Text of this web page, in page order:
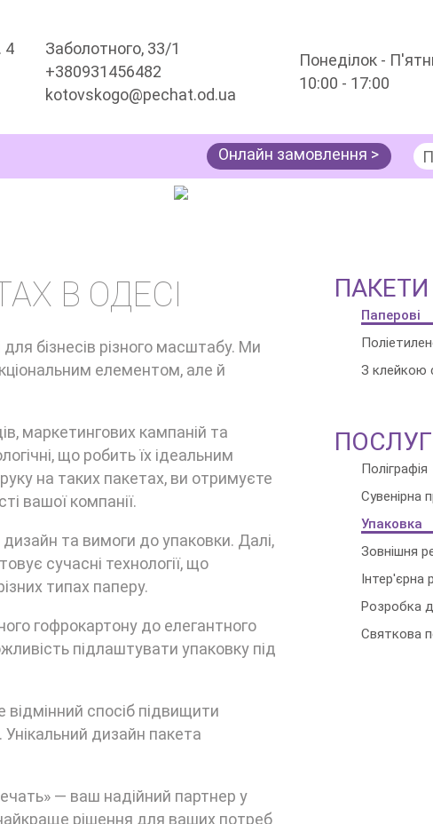
4
Заболотного, 33/1
+380931456482
kotovskogo@pechat.od.ua
Понеділок -
10:00 - 17:00
Онлайн замовлення >
В ОДЕСІ
бізнесів різного масштабу. Ми
елементом, але й
маркетингових кампаній та
що робить їх ідеальним
на таких пакетах, ви отримуєте
вашої компанії.
та вимоги до упаковки. Далі,
сучасні технології, що
типах паперу.
гофрокартону до елегантного
підлаштувати упаковку під
спосіб підвищити
Унікальний дизайн пакета
— ваш надійний партнер у
рішення для ваших потреб
ПАКЕТИ
Паперові
З клейкою
Поліграфія
Сувенірна
Упаковка
Зовнішня
Інтер'єрна
Розробка
Святкова